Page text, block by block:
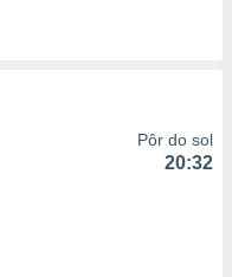
Pôr do sol
20:32